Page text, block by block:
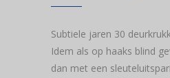
Subtiele jaren 30
Idem als op haaks blind
dan met een